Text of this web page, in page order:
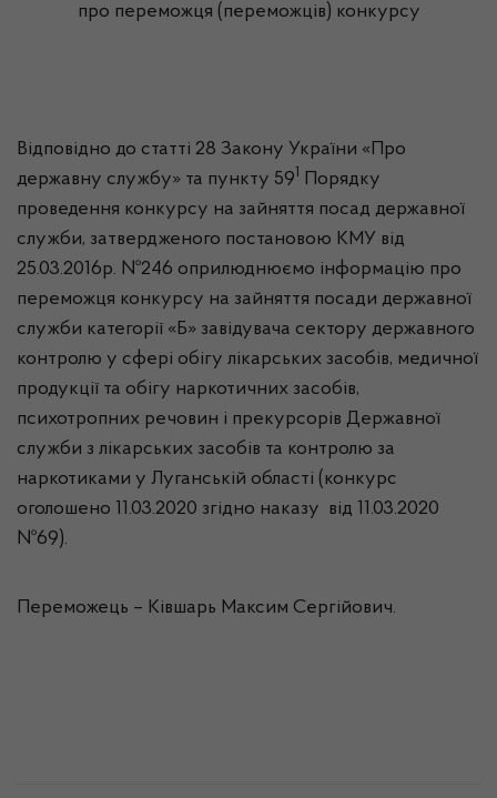
про переможця (переможців) конкурсу
Відповідно до статті 28 Закону України «Про
державну службу» та пункту 59 Порядку
проведення конкурсу на зайняття посад державної
служби, затвердженого постановою КМУ від
25.03.2016р. №246 оприлюднюємо інформацію про
переможця конкурсу на зайняття посади державної
служби категорії «Б» завідувача сектору державного
контролю у сфері обігу лікарських засобів, медичної
продукції та обігу наркотичних засобів,
психотропних речовин і прекурсорів Державної
служби з лікарських засобів та контролю за
наркотиками у Луганській області (конкурс
оголошено 11.03.2020 згідно наказу від 11.03.2020
№69).
Переможець – Ківшарь Максим Сергійович.